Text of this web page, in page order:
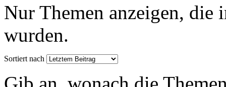
Nur Themen anzeigen, die
wurden.
Sortiert nach